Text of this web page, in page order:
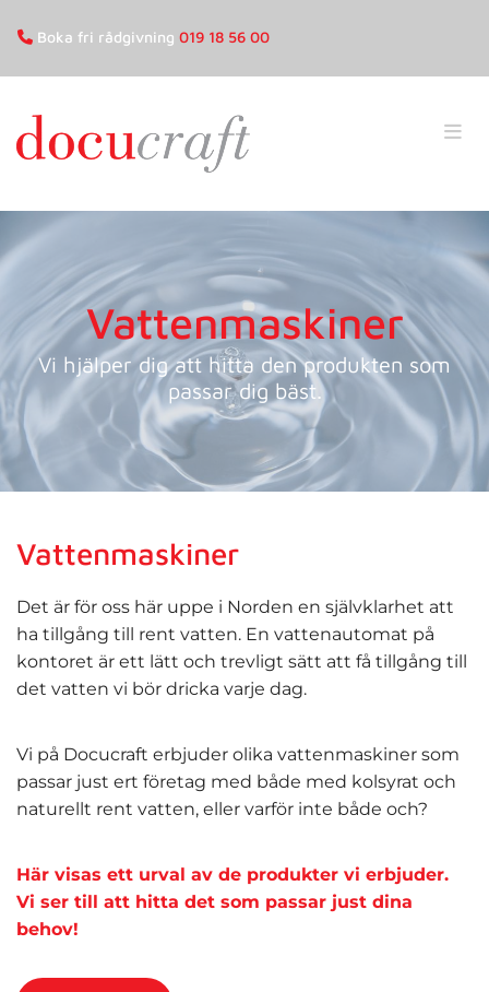
 Boka fri rådgivning 019 18 56 00
Vattenmaskiner
Vi hjälper dig att hitta den produkten som
passar dig bäst.
Vattenmaskiner
Det är för oss här uppe i Norden en självklarhet att
ha tillgång till rent vatten. En vattenautomat på
kontoret är ett lätt och trevligt sätt att få tillgång till
det vatten vi bör dricka varje dag.
Vi på Docucraft erbjuder olika vattenmaskiner som
passar just ert företag med både med kolsyrat och
naturellt rent vatten, eller varför inte både och?
Här visas ett urval av de produkter vi erbjuder.
Vi ser till att hitta det som passar just dina
behov!